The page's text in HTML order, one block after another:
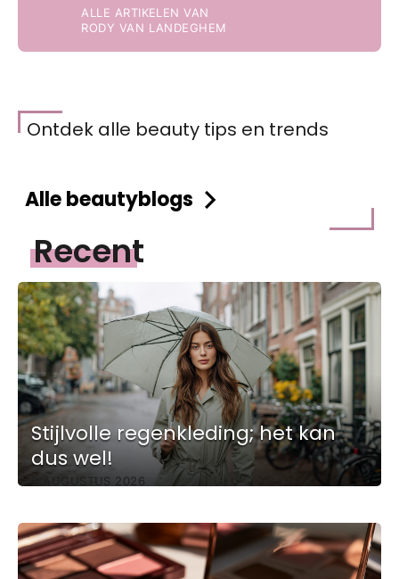
ALLE ARTIKELEN VAN
RODY VAN LANDEGHEM
Ontdek alle beauty tips en trends
Alle beautyblogs
Recent
Stijlvolle regenkleding; het kan
dus wel!
6 AUGUSTUS 2026